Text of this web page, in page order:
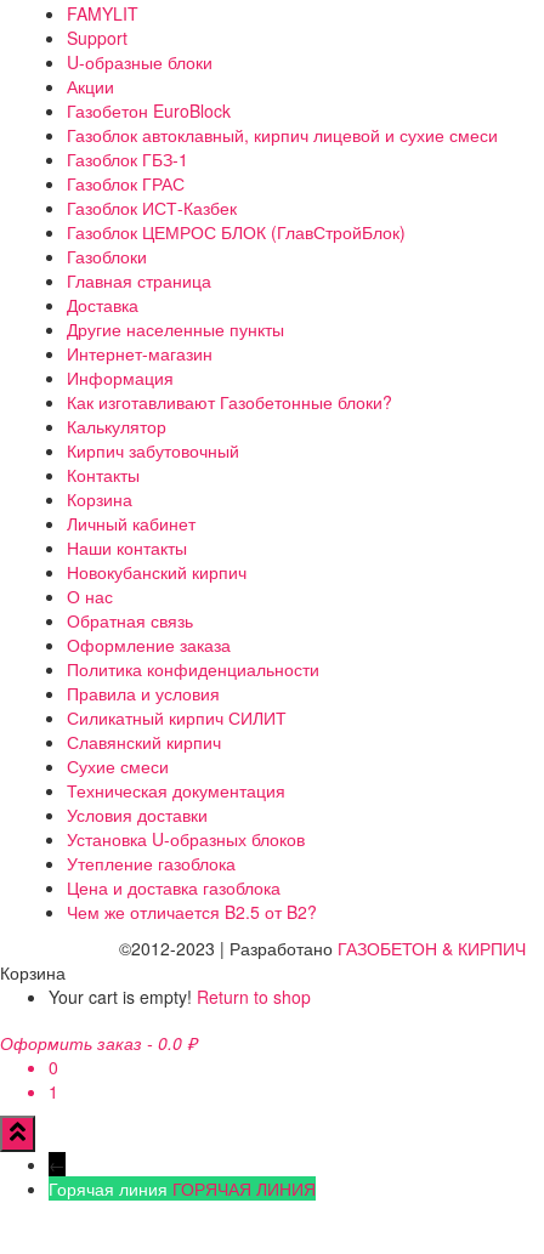
FAMYLIT
Support
U-образные блоки
Акции
Газобетон EuroBlock
Газоблок автоклавный, кирпич лицевой и сухие смеси
Газоблок ГБЗ-1
Газоблок ГРАС
Газоблок ИСТ-Казбек
Газоблок ЦЕМРОС БЛОК (ГлавСтройБлок)
Газоблоки
Главная страница
Доставка
Другие населенные пункты
Интернет-магазин
Информация
Как изготавливают Газобетонные блоки?
Калькулятор
Кирпич забутовочный
Контакты
Корзина
Личный кабинет
Наши контакты
Новокубанский кирпич
О нас
Обратная связь
Оформление заказа
Политика конфиденциальности
Правила и условия
Силикатный кирпич СИЛИТ
Славянский кирпич
Сухие смеси
Техническая документация
Условия доставки
Установка U-образных блоков
Утепление газоблока
Цена и доставка газоблока
Чем же отличается B2.5 от B2?
©2012-2023 | Разработано ГАЗОБЕТОН & КИРПИЧ
Корзина
Your cart is empty! Return to shop
Оформить заказ - 0.0 ₽
0
1
←
Горячая линия ГОРЯЧАЯ ЛИНИЯ